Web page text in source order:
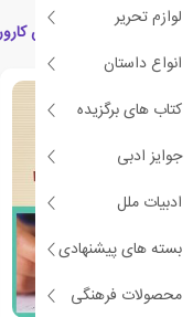
لوازم تحریر
انواع داستان
کتاب های برگزیده
جوایز ادبی
ادبیات ملل
بسته های پیشنهادی
محصولات فرهنگی
کتاب های مرتبط با پیش